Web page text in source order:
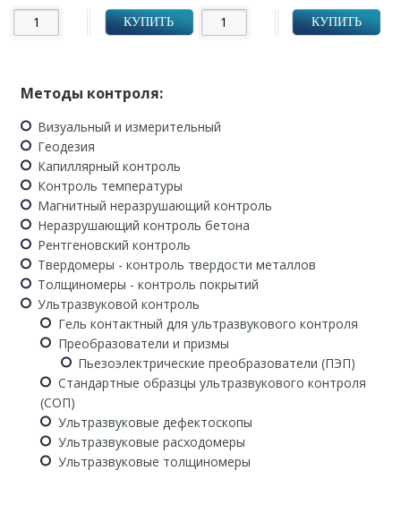
КУПИТЬ КУПИТЬ
Методы контроля:
Визуальный и измерительный
Геодезия
Капиллярный контроль
Контроль температуры
Магнитный неразрушающий контроль
Неразрушающий контроль бетона
Рентгеновский контроль
Твердомеры - контроль твердости металлов
Толщиномеры - контроль покрытий
Ультразвуковой контроль
Гель контактный для ультразвукового контроля
Преобразователи и призмы
Пьезоэлектрические преобразователи (ПЭП)
Стандартные образцы ультразвукового контроля
(СОП)
Ультразвуковые дефектоскопы
Ультразвуковые расходомеры
Ультразвуковые толщиномеры